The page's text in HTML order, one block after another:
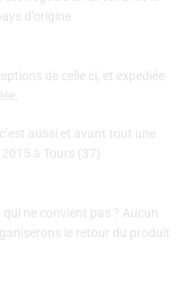
d’origine
de celle ci, et expediée
aussi et avant tout une
à Tours (37)
ne convient pas ? Aucun
le retour du produit